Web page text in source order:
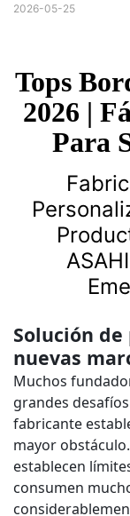
2026-05-25
Tops
2026 |
Para
Solución
nuevas
Muchos
grandes
fabricante
mayor
establecen
consumen